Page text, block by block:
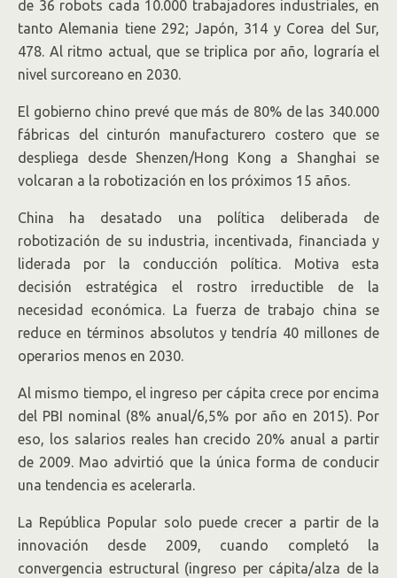
de 36 robots cada 10.000 trabajadores industriales, en
tanto Alemania tiene 292; Japón, 314 y Corea del Sur,
478. Al ritmo actual, que se triplica por año, lograría el
nivel surcoreano en 2030.
El gobierno chino prevé que más de 80% de las 340.000
fábricas del cinturón manufacturero costero que se
despliega desde Shenzen/Hong Kong a Shanghai se
volcaran a la robotización en los próximos 15 años.
China ha desatado una política deliberada de
robotización de su industria, incentivada, financiada y
liderada por la conducción política. Motiva esta
decisión estratégica el rostro irreductible de la
necesidad económica. La fuerza de trabajo china se
reduce en términos absolutos y tendría 40 millones de
operarios menos en 2030.
Al mismo tiempo, el ingreso per cápita crece por encima
del PBI nominal (8% anual/6,5% por año en 2015). Por
eso, los salarios reales han crecido 20% anual a partir
de 2009. Mao advirtió que la única forma de conducir
una tendencia es acelerarla.
La República Popular solo puede crecer a partir de la
innovación desde 2009, cuando completó la
convergencia estructural (ingreso per cápita/alza de la